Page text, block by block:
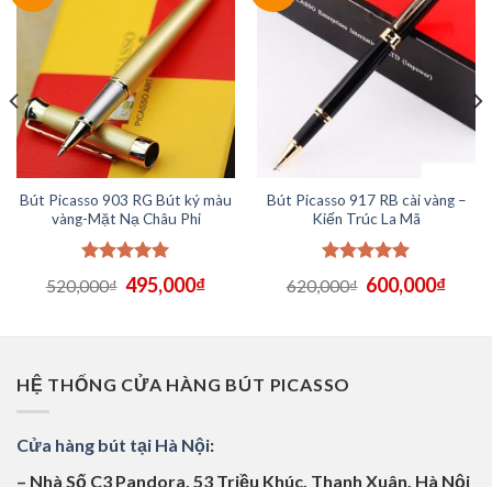
Bút Picasso 903 RG Bút ký màu
vàng-Mặt Nạ Châu Phi
Được xếp
hạng 5.00
520,000₫ Giá
520,000₫.
495,000₫Giá
là:
Bút Picasso 917 RB cài vàng –
Kiến Trúc La Mã
Được xếp
hạng 5.00
620,000₫ Giá
620,000₫.
600,000₫Giá
là:
HỆ THỐNG CỬA HÀNG BÚT PICASSO
Cửa hàng bút tại Hà Nội:
– Nhà Số C3 Pandora, 53 Triều Khúc, Thanh Xuân, Hà Nội